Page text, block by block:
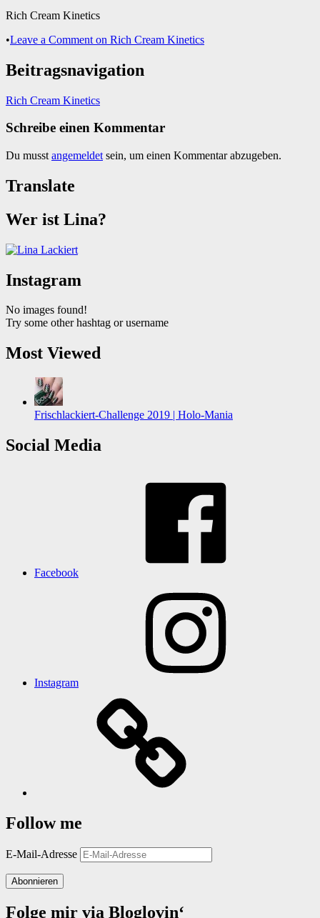
Rich Cream Kinetics
•Leave a Comment on Rich Cream Kinetics
Beitragsnavigation
Rich Cream Kinetics
Schreibe einen Kommentar
Du musst angemeldet sein, um einen Kommentar abzugeben.
Translate
Wer ist Lina?
Instagram
No images found!
Try some other hashtag or username
Most Viewed
Frischlackiert-Challenge 2019 | Holo-Mania
Social Media
Facebook
Instagram
Follow me
E-Mail-Adresse
Abonnieren
Folge mir via Bloglovin‘